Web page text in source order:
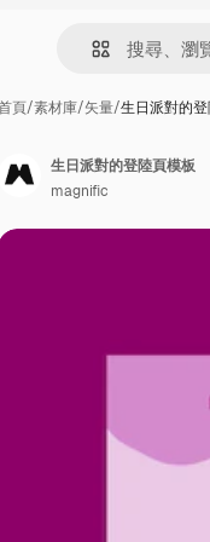
頁/素材庫/矢量/生日派對的
生日派對的登陸頁模板
magnific